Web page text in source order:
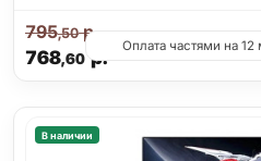
768,60р.
795,50р.
Оплата частями на
В наличии